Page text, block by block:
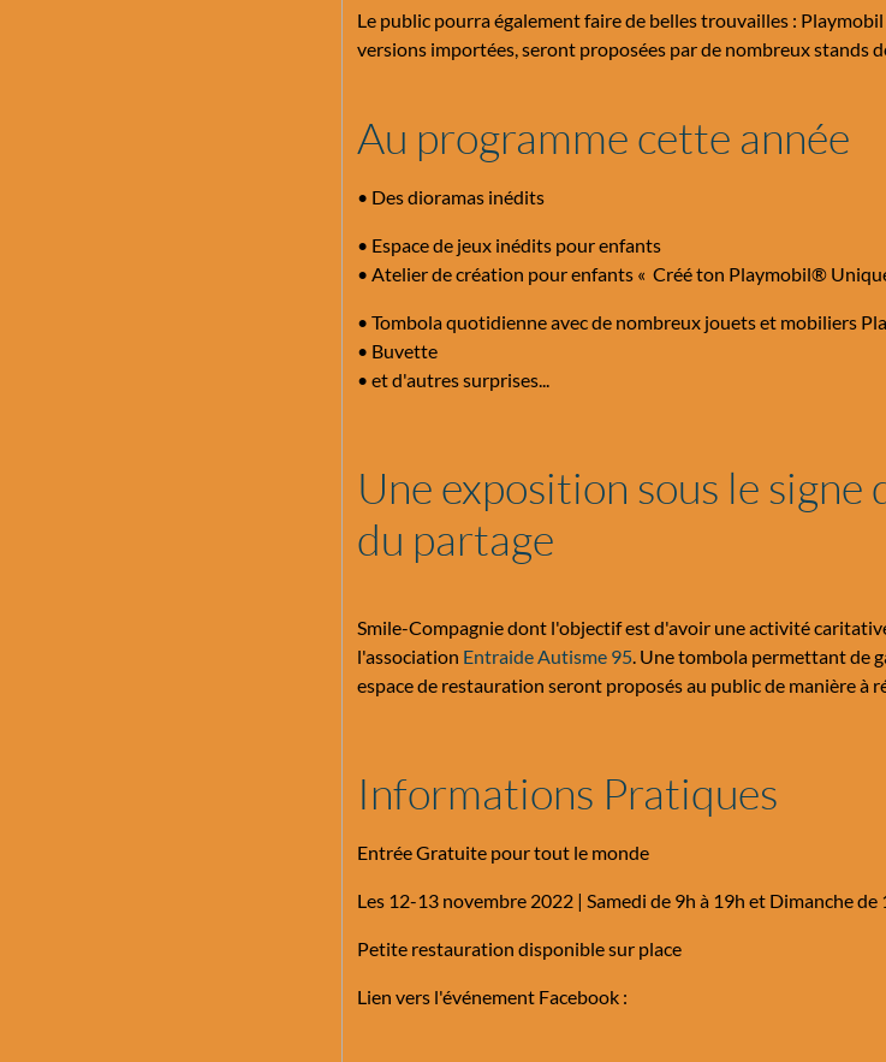
Le public pourra également faire de belles trouvailles : Playmobil
versions importées, seront proposées par de nombreux stands
Au programme cette année
• Des dioramas inédits
• Espace de jeux inédits pour enfants
• Atelier de création pour enfants « Créé ton Playmobil®
• Tombola quotidienne avec de nombreux jouets et mobiliers
• Buvette
• et d'autres surprises...
Une exposition sous le signe
du partage
Smile-Compagnie dont l'objectif est d'avoir une activité
l'association Entraide Autisme 95. Une tombola permettant de
espace de restauration seront proposés au public de manière à
Informations Pratiques
Entrée Gratuite pour tout le monde
Les 12-13 novembre 2022 | Samedi de 9h à 19h et Dimanche de
Petite restauration disponible sur place
Lien vers l'événement Facebook :